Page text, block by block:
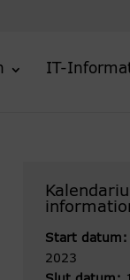
IT-
Start datum:
2023